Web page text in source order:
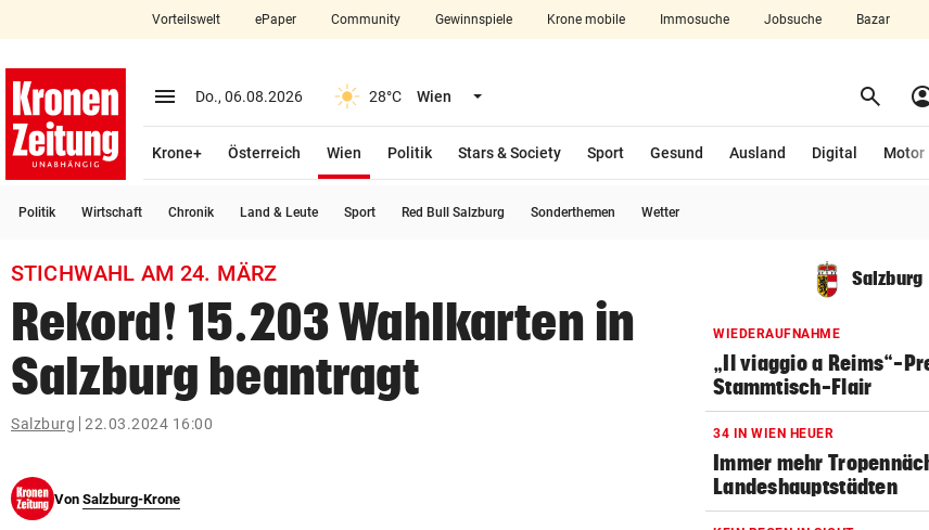
closeSchließen
account_circle Anmelden
arrow_right
bookmark
search
Suchbegriff
eingeben
© Krone Multimedia GmbH & Co KG 2026
Vorteilswelt ePaper Community Gewinnspiele Krone mobile Immosuche Jobsuche Bazar
menu Menü aufklappen
Do., 06.08.2026 28°C Wien Menü aufklappen search
Krone+ Österreich Wien
Politik
Stars & Society Sport Gesund Ausland Digital Motor
Politik Wirtschaft Chronik Land & Leute Sport Red Bull Salzburg Sonderthemen Wetter
STICHWAHL AM 24. MÄRZ
Rekord! 15.203 Wahlkarten in
Salzburg beantragt
Salzburg 22.03.2024 16:00
Von Salzburg-Krone
Salzburg
WIEDERAUFNAHME
„Il viaggio a Reims“-
Stammtisch-Flair
34 IN WIEN HEUER
Immer mehr
Landeshauptstädten